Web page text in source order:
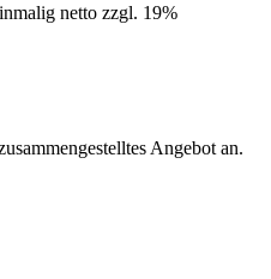
netto zzgl. 19%
Angebot an.